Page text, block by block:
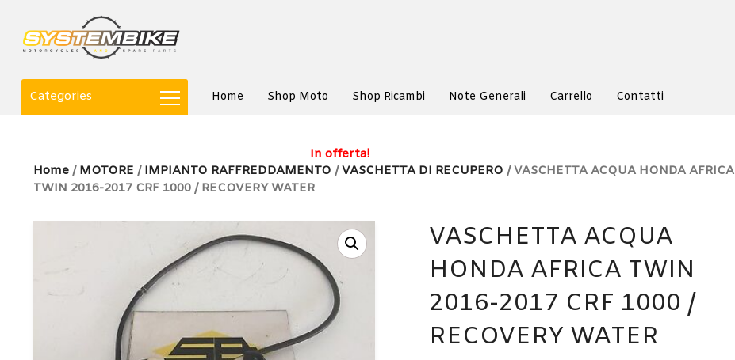
Categories Home Shop Moto Shop Ricambi Note Generali Carrello Contatti
Home / MOTORE / IMPIANTO RAFFREDDAMENTO /VASCHETTA DI RECUPERO / VASCHETTA ACQUA HONDA AFRICA
TWIN 2016-2017 CRF 1000 / RECOVERY WATER
In offerta!
VASCHETTA ACQUA
HONDA AFRICA TWIN
2016-2017 CRF 1000 /
RECOVERY WATER